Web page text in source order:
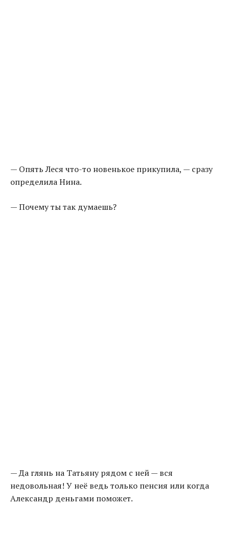
— Опять Леся что-то новенькое прикупила, — сразу
определила Нина.
— Почему ты так думаешь?
— Да глянь на Татьяну рядом с ней — вся
недовольная! У неё ведь только пенсия или когда
Александр деньгами поможет.